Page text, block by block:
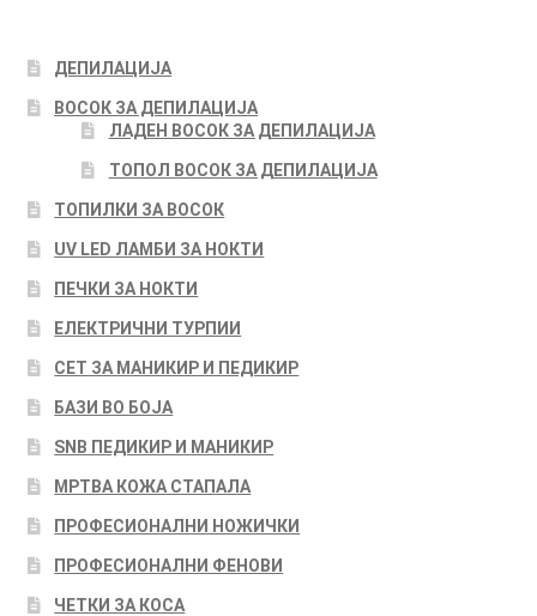
ДЕПИЛАЦИЈА
ВОСОК ЗА ДЕПИЛАЦИЈА
ЛАДЕН ВОСОК ЗА ДЕПИЛАЦИЈА
ТОПОЛ ВОСОК ЗА ДЕПИЛАЦИЈА
ТОПИЛКИ ЗА ВОСОК
UV LED ЛАМБИ ЗА НОКТИ
ПЕЧКИ ЗА НОКТИ
ЕЛЕКТРИЧНИ ТУРПИИ
СЕТ ЗА МАНИКИР И ПЕДИКИР
БАЗИ ВО БОЈА
SNB ПЕДИКИР И МАНИКИР
МРТВА КОЖА СТАПАЛА
ПРОФЕСИОНАЛНИ НОЖИЧКИ
ПРОФЕСИОНАЛНИ ФЕНОВИ
ЧЕТКИ ЗА КОСА